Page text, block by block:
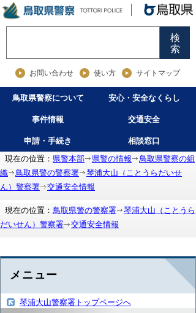
検
索
お問い合わせ 使い方 サイトマップ
鳥取県警察について 安心・安全なくらし
事件情報 交通安全
申請・手続き
相談窓口
現在の位置： 県警本部 県警の情報
鳥取県警察の組
織
鳥取県警の警察署
琴浦大山（ことうらだいせ
ん）警察署
交通安全情報
現在の位置： 鳥取県警の警察署
琴浦大山（ことうら
だいせん）警察署
交通安全情報
メニュー
琴浦大山警察署トップページへ